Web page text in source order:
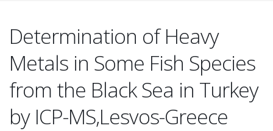
Determination of Heavy
Metals in Some Fish Species
from the Black Sea in Turkey
by ICP-MS,Lesvos-Greece